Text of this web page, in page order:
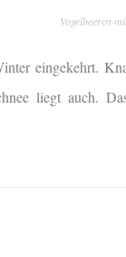
Vogelbeeren
eingekehrt.
liegt auch.